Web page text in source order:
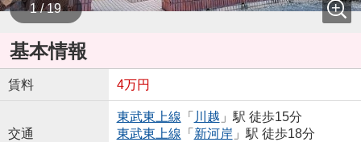
1 / 19
基本情報
賃料 4万円
交通
東武東上線 「 川越 」駅 徒歩15分
東武東上線 「 新河岸 」駅 徒歩18分